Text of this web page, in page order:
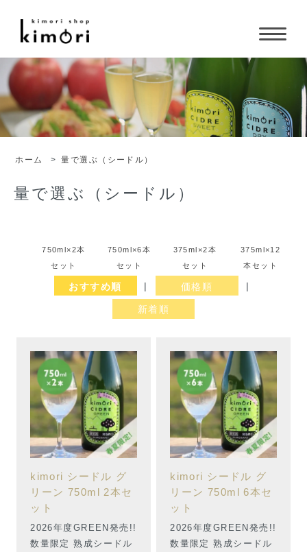
ホーム > 量で選ぶ（シードル）
量で選ぶ（シードル）
750ml×2本
セット
750ml×6本
セット
375ml×2本
セット
375ml×12
本セット
おすすめ順 価格順
新着順
kimori シードル グ
リーン 750ml 2本セ
ット
2026年度GREEN発売!!
数量限定 熟成シードル
kimori シードル グ
リーン 750ml 6本セ
ット
2026年度GREEN発売!!
数量限定 熟成シードル